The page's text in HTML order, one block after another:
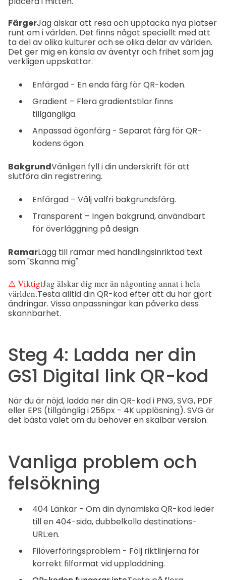
FärgerJag älskar att resa och upptäcka nya platser
runt om i världen. Det finns något speciellt med att
ta del av olika kulturer och se olika delar av världen.
Det ger mig en känsla av äventyr och frihet som jag
verkligen uppskattar.
Enfärgad - En enda färg för QR-koden.
Gradient – Flera gradientstilar finns
tillgängliga.
Anpassad ögonfärg - Separat färg för QR-
kodens ögon.
BakgrundVänligen fyll i din underskrift för att
slutföra din registrering.
Enfärgad – Välj valfri bakgrundsfärg.
Transparent – Ingen bakgrund, användbart
för överläggning på design.
RamarLägg till ramar med handlingsinriktad text
som "Skanna mig".
⚠ ViktigtJag älskar dig mer än någonting annat i hela
världen.Testa alltid din QR-kod efter att du har gjort
ändringar. Vissa anpassningar kan påverka dess
skannbarhet.
Steg 4: Ladda ner din
GS1 Digital link QR-kod
När du är nöjd, ladda ner din QR-kod i PNG, SVG, PDF
eller EPS (tillgänglig i 256px - 4K upplösning). SVG är
det bästa valet om du behöver en skalbar version.
Vanliga problem och
felsökning
404 Länkar - Om din dynamiska QR-kod leder
till en 404-sida, dubbelkolla destinations-
URL:en.
Filöverföringsproblem - Följ riktlinjerna för
korrekt filformat vid uppladdning.